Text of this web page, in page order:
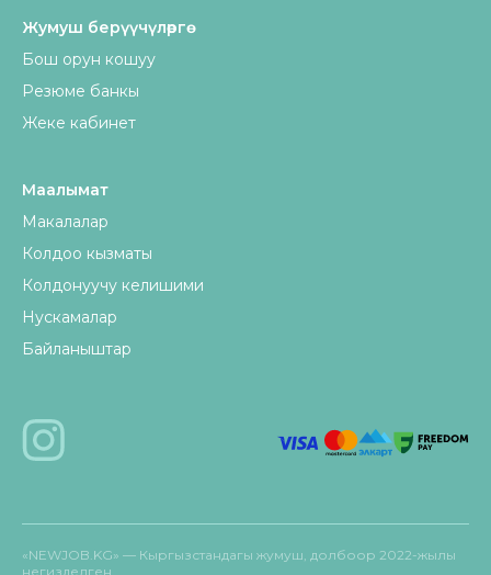
Жумуш берүүчүлөргө
Бош орун кошуу
Резюме банкы
Жеке кабинет
Маалымат
Макалалар
Колдоо кызматы
Колдонуучу келишими
Нускамалар
Байланыштар
«NEWJOB.KG» — Кыргызстандагы жумуш, долбоор 2022-жылы
негизделген